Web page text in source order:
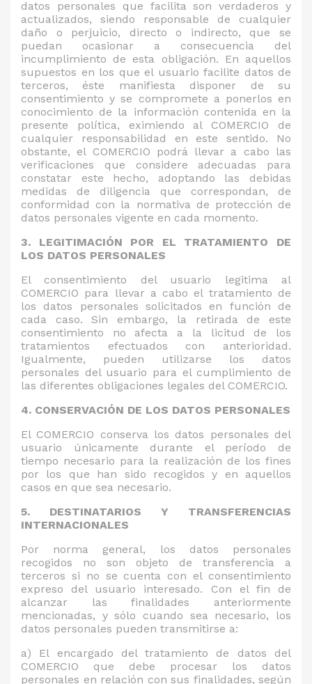
datos personales que facilita son verdaderos y
actualizados, siendo responsable de cualquier
daño o perjuicio, directo o indirecto, que se
puedan ocasionar a consecuencia del
incumplimiento de esta obligación. En aquellos
supuestos en los que el usuario facilite datos de
terceros, éste manifiesta disponer de su
consentimiento y se compromete a ponerlos en
conocimiento de la información contenida en la
presente política, eximiendo al COMERCIO de
cualquier responsabilidad en este sentido. No
obstante, el COMERCIO podrá llevar a cabo las
verificaciones que considere adecuadas para
constatar este hecho, adoptando las debidas
medidas de diligencia que correspondan, de
conformidad con la normativa de protección de
datos personales vigente en cada momento.
3. LEGITIMACIÓN POR EL TRATAMIENTO DE
LOS DATOS PERSONALES
El consentimiento del usuario legitima al
COMERCIO para llevar a cabo el tratamiento de
los datos personales solicitados en función de
cada caso. Sin embargo, la retirada de este
consentimiento no afecta a la licitud de los
tratamientos efectuados con anterioridad.
Igualmente, pueden utilizarse los datos
personales del usuario para el cumplimiento de
las diferentes obligaciones legales del COMERCIO.
4. CONSERVACIÓN DE LOS DATOS PERSONALES
El COMERCIO conserva los datos personales del
usuario únicamente durante el período de
tiempo necesario para la realización de los fines
por los que han sido recogidos y en aquellos
casos en que sea necesario.
5. DESTINATARIOS Y TRANSFERENCIAS
INTERNACIONALES
Por norma general, los datos personales
recogidos no son objeto de transferencia a
terceros si no se cuenta con el consentimiento
expreso del usuario interesado. Con el fin de
alcanzar las finalidades anteriormente
mencionadas, y sólo cuando sea necesario, los
datos personales pueden transmitirse a:
a)
El encargado del tratamiento de datos del
COMERCIO que debe procesar los datos
personales en relación con sus finalidades, según